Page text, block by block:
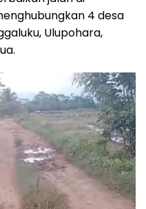
4 desa
Ulupohara,